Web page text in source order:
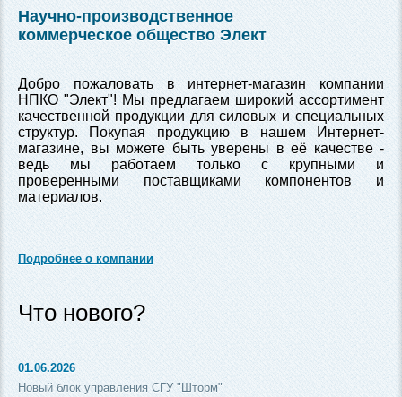
Научно-производственное
коммерческое общество Элект
Добро пожаловать в интернет-магазин компании
НПКО "Элект"! Мы предлагаем широкий ассортимент
качественной продукции для силовых и специальных
структур. Покупая продукцию в нашем Интернет-
магазине, вы можете быть уверены в её качестве -
ведь мы работаем только с крупными и
проверенными поставщиками компонентов и
материалов.
Подробнее о компании
Что нового?
01.06.2026
Новый блок управления СГУ "Шторм"